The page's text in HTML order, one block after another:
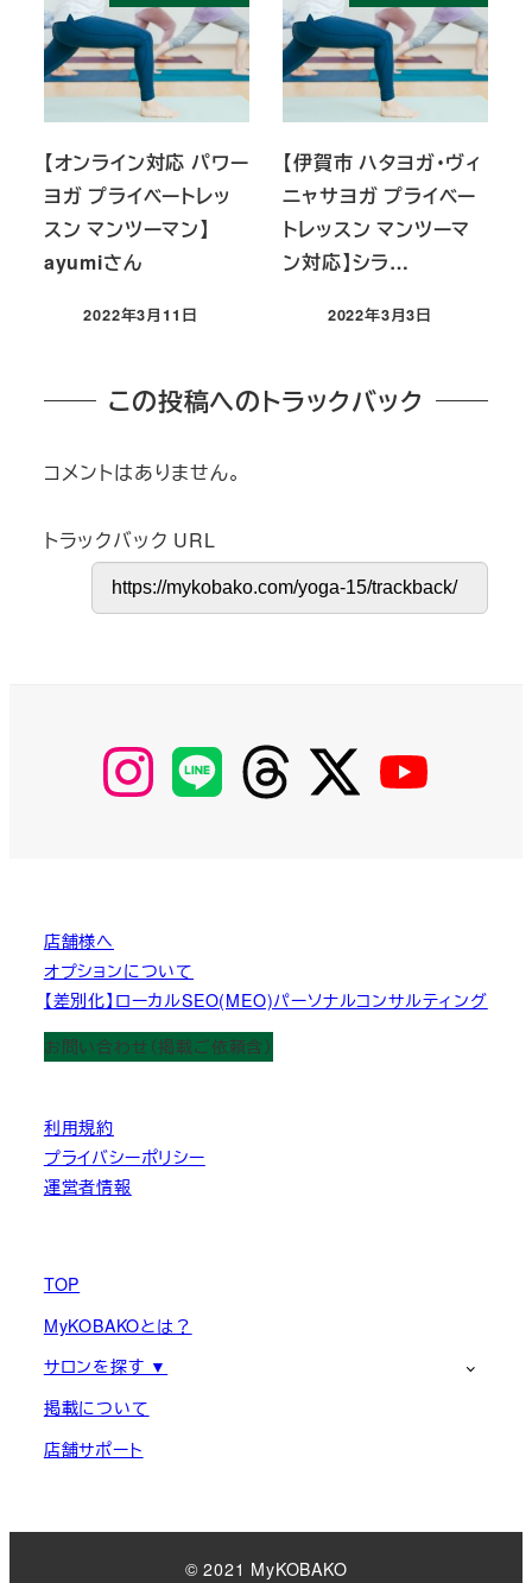
【オンライン対応 パワー
ヨガ プライベートレッ
スン マンツーマン】
ayumiさん
投稿日
2022年3月11日
【伊賀市 ハタヨガ・ヴィ
ニャサヨガ プライベー
トレッスン マンツーマ
ン対応】シラ…
投稿日
2022年3月3日
この投稿へのトラックバック
コメントはありません。
トラックバック URL
【Instagram】
MyKOBAKO
【LINE】 【threads】 【Twitter】
店舗様へ
オプションについて
【差別化】ローカルSEO(MEO)パーソナルコンサルティング
お問い合わせ（掲載ご依頼含）
利用規約
プライバシーポリシー
運営者情報
TOP
MyKOBAKOとは？
サロンを探す ▼
掲載について
店舗サポート
© 2021 MyKOBAKO